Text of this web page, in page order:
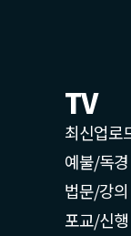
TV
최신업로
예불/독경
법문/강의
포교/신행